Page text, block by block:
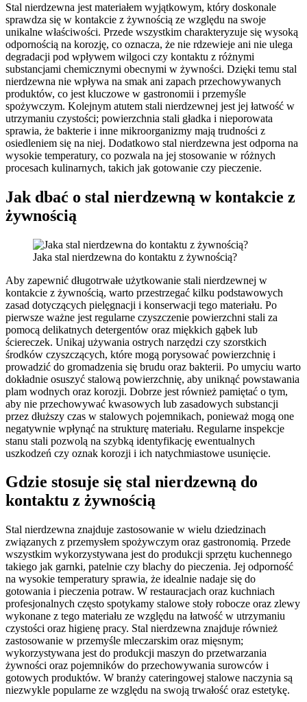
Stal nierdzewna jest materiałem wyjątkowym, który doskonale
sprawdza się w kontakcie z żywnością ze względu na swoje
unikalne właściwości. Przede wszystkim charakteryzuje się wysoką
odpornością na korozję, co oznacza, że nie rdzewieje ani nie ulega
degradacji pod wpływem wilgoci czy kontaktu z różnymi
substancjami chemicznymi obecnymi w żywności. Dzięki temu stal
nierdzewna nie wpływa na smak ani zapach przechowywanych
produktów, co jest kluczowe w gastronomii i przemyśle
spożywczym. Kolejnym atutem stali nierdzewnej jest jej łatwość w
utrzymaniu czystości; powierzchnia stali gładka i nieporowata
sprawia, że bakterie i inne mikroorganizmy mają trudności z
osiedleniem się na niej. Dodatkowo stal nierdzewna jest odporna na
wysokie temperatury, co pozwala na jej stosowanie w różnych
procesach kulinarnych, takich jak gotowanie czy pieczenie.
Jak dbać o stal nierdzewną w kontakcie z
żywnością
Jaka stal nierdzewna do kontaktu z żywnością?
Aby zapewnić długotrwałe użytkowanie stali nierdzewnej w
kontakcie z żywnością, warto przestrzegać kilku podstawowych
zasad dotyczących pielęgnacji i konserwacji tego materiału. Po
pierwsze ważne jest regularne czyszczenie powierzchni stali za
pomocą delikatnych detergentów oraz miękkich gąbek lub
ściereczek. Unikaj używania ostrych narzędzi czy szorstkich
środków czyszczących, które mogą porysować powierzchnię i
prowadzić do gromadzenia się brudu oraz bakterii. Po umyciu warto
dokładnie osuszyć stalową powierzchnię, aby uniknąć powstawania
plam wodnych oraz korozji. Dobrze jest również pamiętać o tym,
aby nie przechowywać kwasowych lub zasadowych substancji
przez dłuższy czas w stalowych pojemnikach, ponieważ mogą one
negatywnie wpłynąć na strukturę materiału. Regularne inspekcje
stanu stali pozwolą na szybką identyfikację ewentualnych
uszkodzeń czy oznak korozji i ich natychmiastowe usunięcie.
Gdzie stosuje się stal nierdzewną do
kontaktu z żywnością
Stal nierdzewna znajduje zastosowanie w wielu dziedzinach
związanych z przemysłem spożywczym oraz gastronomią. Przede
wszystkim wykorzystywana jest do produkcji sprzętu kuchennego
takiego jak garnki, patelnie czy blachy do pieczenia. Jej odporność
na wysokie temperatury sprawia, że idealnie nadaje się do
gotowania i pieczenia potraw. W restauracjach oraz kuchniach
profesjonalnych często spotykamy stalowe stoły robocze oraz zlewy
wykonane z tego materiału ze względu na łatwość w utrzymaniu
czystości oraz higienę pracy. Stal nierdzewna znajduje również
zastosowanie w przemyśle mleczarskim oraz mięsnym;
wykorzystywana jest do produkcji maszyn do przetwarzania
żywności oraz pojemników do przechowywania surowców i
gotowych produktów. W branży cateringowej stalowe naczynia są
niezwykle popularne ze względu na swoją trwałość oraz estetykę.